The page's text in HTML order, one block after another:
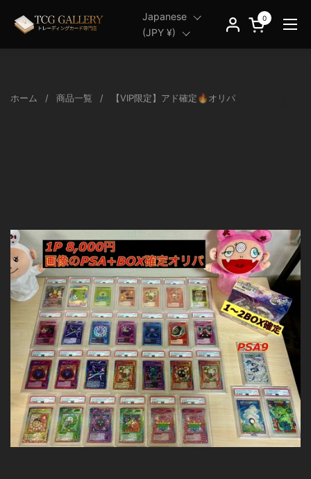
言語
Japanese
国/地域
(JPY ¥)
ホーム / 商品一覧 / 【VIP限定】アド確定🔥オリパ
言語
Japanese
国/地域
(JPY ¥)
カートを開く
0
メ